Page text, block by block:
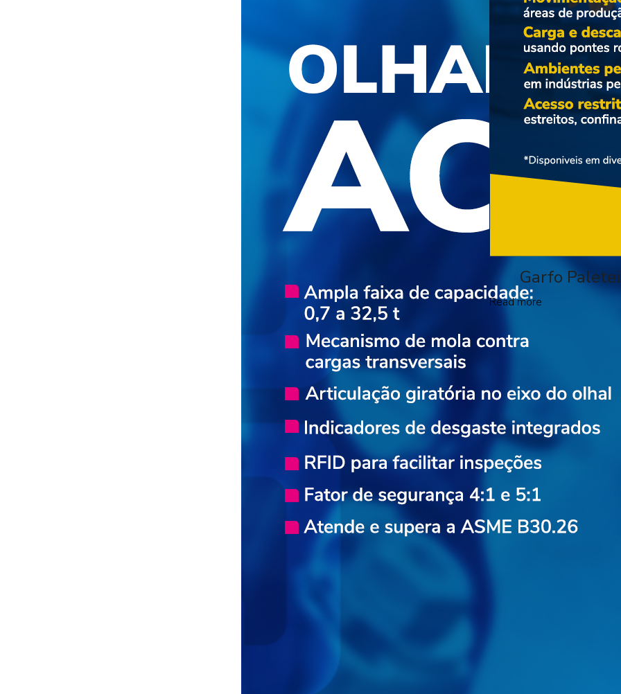
Garfo
Read more